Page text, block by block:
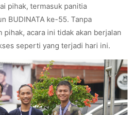
pihak, termasuk panitia
BUDINATA ke-55. Tanpa
acara ini tidak akan berjalan
seperti yang terjadi hari ini.